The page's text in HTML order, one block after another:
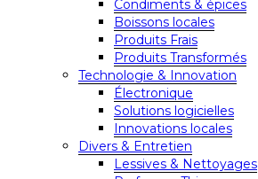
Condiments & épices
Boissons locales
Produits Frais
Produits Transformés
Technologie & Innovation
Électronique
Solutions logicielles
Innovations locales
Divers & Entretien
Lessives & Nettoyages